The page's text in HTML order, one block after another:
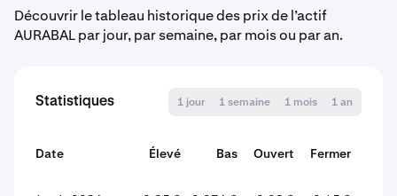
Découvrir le tableau historique des prix de l’actif
AURABAL par jour, par semaine, par mois ou par an.
Statistiques 1 jour 1 semaine 1 mois 1 an
Date Élevé Bas Ouvert
Fermer